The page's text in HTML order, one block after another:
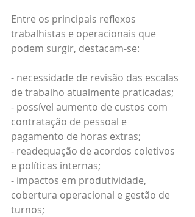
Entre os principais reflexos
trabalhistas e operacionais que
podem surgir, destacam-se:
- necessidade de revisão das escalas
de trabalho atualmente praticadas;
- possível aumento de custos com
contratação de pessoal e
pagamento de horas extras;
- readequação de acordos coletivos
e políticas internas;
- impactos em produtividade,
cobertura operacional e gestão de
turnos;